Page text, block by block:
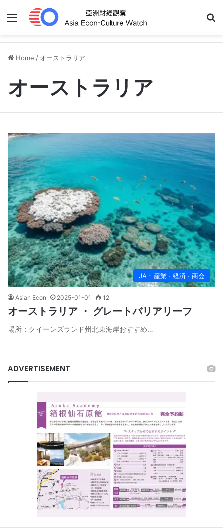
Menu
Home / オーストラリア
オーストラリア
JA - 産業 · 経済 · 商会
Asian Econ 2025-01-01 12
オーストラリア ・ グレートバリアリーフ
場所：クイーンズランド州北東海岸おすすめ…
ADVERTISEMENT